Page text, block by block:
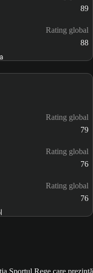
89
Rating global
88
Rating global
79
Rating global
76
Rating global
76